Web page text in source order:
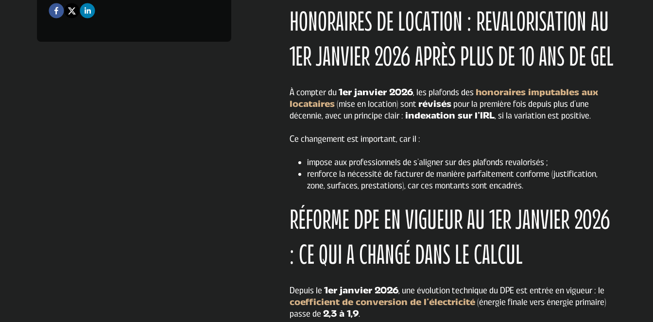
HONORAIRES DE LOCATION : REVALORISATION AU
1ER JANVIER 2026 APRÈS PLUS DE 10 ANS DE GEL
À compter du 1er janvier 2026, les plafonds des honoraires imputables aux
locataires(mise en location) sont révisés pour la première fois depuis plus d’une
décennie, avec un principe clair : indexation sur l’IRL, si la variation est positive.
Ce changement est important, car il :
impose aux professionnels de s’aligner sur des plafonds revalorisés ;
renforce la nécessité de facturer de manière parfaitement conforme (justification,
zone, surfaces, prestations), car ces montants sont encadrés.
RÉFORME DPE EN VIGUEUR AU 1ER JANVIER 2026
: CE QUI A CHANGÉ DANS LE CALCUL
Depuis le 1er janvier 2026, une évolution technique du DPE est entrée en vigueur : le
coefficient de conversion de l’électricité(énergie finale vers énergie primaire)
passe de 2,3 à 1,9.